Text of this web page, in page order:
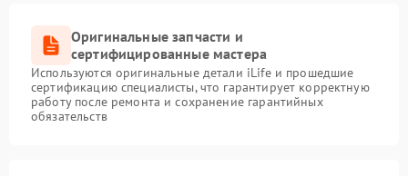
Оригинальные запчасти и
сертифицированные мастера
Используются оригинальные детали iLife и прошедшие
сертификацию специалисты, что гарантирует корректную
работу после ремонта и сохранение гарантийных
обязательств